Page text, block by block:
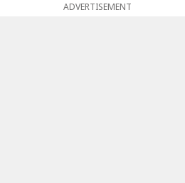
ADVERTISEMENT